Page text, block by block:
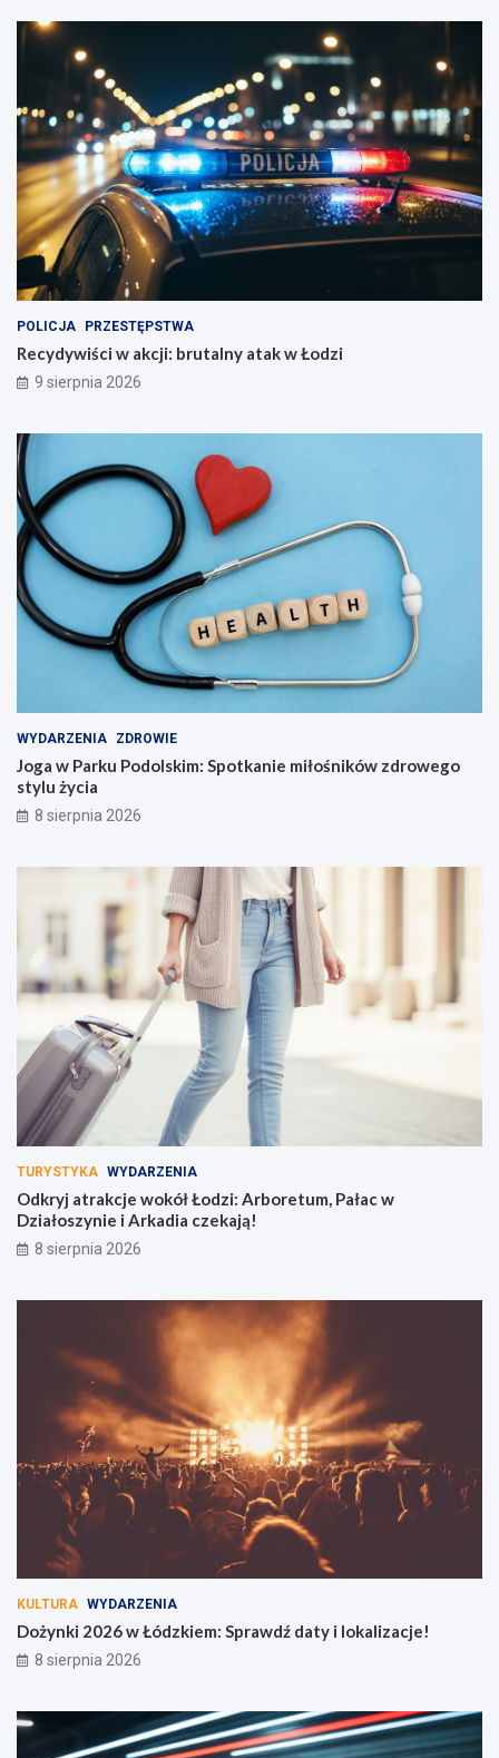
POLICJA PRZESTĘPSTWA
Recydywiści w akcji: brutalny atak w Łodzi
9 sierpnia 2026
WYDARZENIA ZDROWIE
Joga w Parku Podolskim: Spotkanie miłośników zdrowego
stylu życia
8 sierpnia 2026
TURYSTYKA WYDARZENIA
Odkryj atrakcje wokół Łodzi: Arboretum, Pałac w
Działoszynie i Arkadia czekają!
8 sierpnia 2026
KULTURA WYDARZENIA
Dożynki 2026 w Łódzkiem: Sprawdź daty i lokalizacje!
8 sierpnia 2026